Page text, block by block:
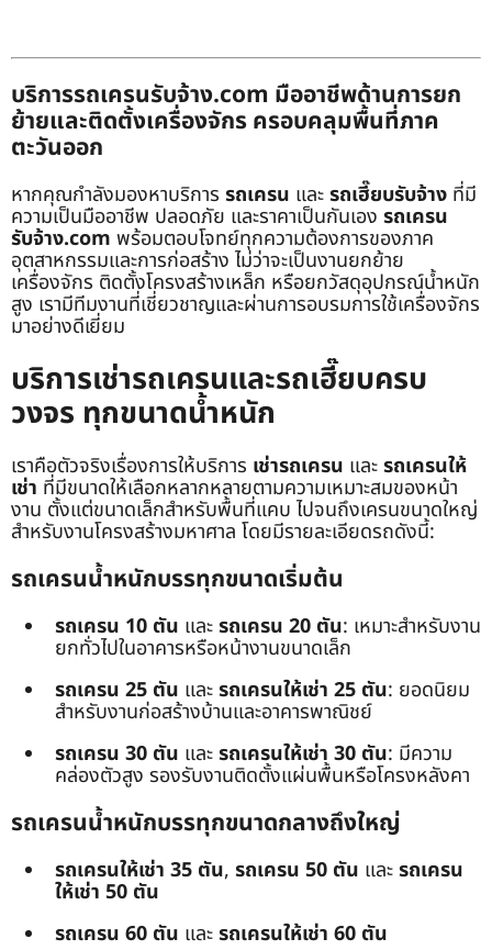
บริการรถเครนรับจ้าง.com มืออาชีพด้านการยก
ย้ายและติดตั้งเครื่องจักร ครอบคลุมพื้นที่ภาค
ตะวันออก
หากคุณกำลังมองหาบริการ รถเครน และรถเฮี๊ยบรับจ้าง ที่มี
ความเป็นมืออาชีพ ปลอดภัย และราคาเป็นกันเอง รถเครน
รับจ้าง.com พร้อมตอบโจทย์ทุกความต้องการของภาค
อุตสาหกรรมและการก่อสร้าง ไม่ว่าจะเป็นงานยกย้าย
เครื่องจักร ติดตั้งโครงสร้างเหล็ก หรือยกวัสดุอุปกรณ์น้ำหนัก
สูง เรามีทีมงานที่เชี่ยวชาญและผ่านการอบรมการใช้เครื่องจักร
มาอย่างดีเยี่ยม
บริการเช่ารถเครนและรถเฮี๊ยบครบ
วงจร ทุกขนาดน้ำหนัก
เราคือตัวจริงเรื่องการให้บริการ เช่ารถเครน และรถเครนให้
เช่า ที่มีขนาดให้เลือกหลากหลายตามความเหมาะสมของหน้า
งาน ตั้งแต่ขนาดเล็กสำหรับพื้นที่แคบ ไปจนถึงเครนขนาดใหญ่
สำหรับงานโครงสร้างมหาศาล โดยมีรายละเอียดรถดังนี้:
รถเครนน้ำหนักบรรทุกขนาดเริ่มต้น
รถเครน 10 ตัน และรถเครน 20 ตัน: เหมาะสำหรับงาน
ยกทั่วไปในอาคารหรือหน้างานขนาดเล็ก
รถเครน 25 ตัน และรถเครนให้เช่า 25 ตัน: ยอดนิยม
สำหรับงานก่อสร้างบ้านและอาคารพาณิชย์
รถเครน 30 ตัน และรถเครนให้เช่า 30 ตัน: มีความ
คล่องตัวสูง รองรับงานติดตั้งแผ่นพื้นหรือโครงหลังคา
รถเครนน้ำหนักบรรทุกขนาดกลางถึงใหญ่
รถเครนให้เช่า 35 ตัน, รถเครน 50 ตัน และรถเครน
ให้เช่า 50 ตัน
รถเครน 60 ตัน และรถเครนให้เช่า 60 ตัน